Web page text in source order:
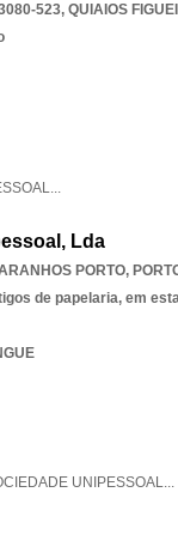
523, QUIAIOS
...
Lda
PORTO,
de papelaria, em
UNIPESSOAL...